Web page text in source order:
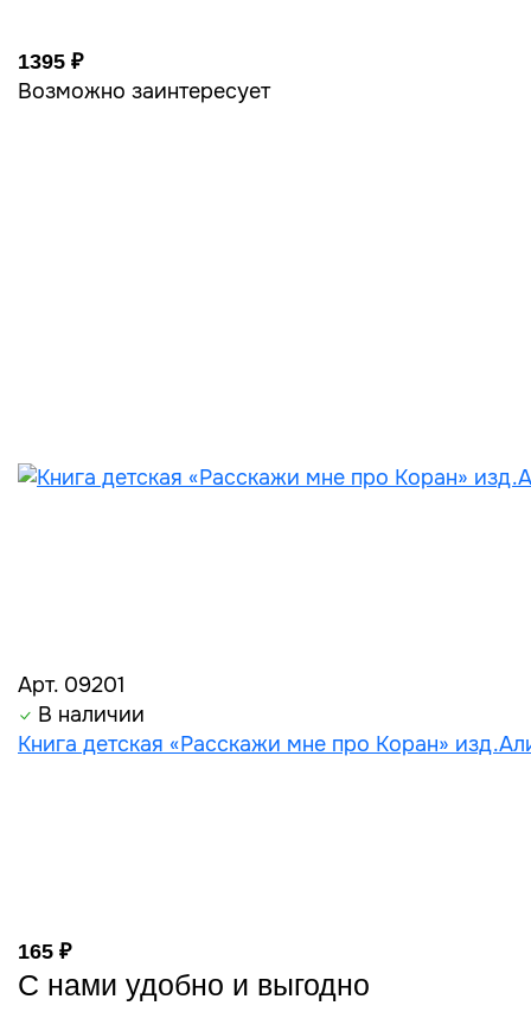
1395 ₽
Возможно заинтересует
Арт. 09201
В наличии
Книга детская «Расскажи мне про Коран»
165 ₽
С нами удобно и выгодно